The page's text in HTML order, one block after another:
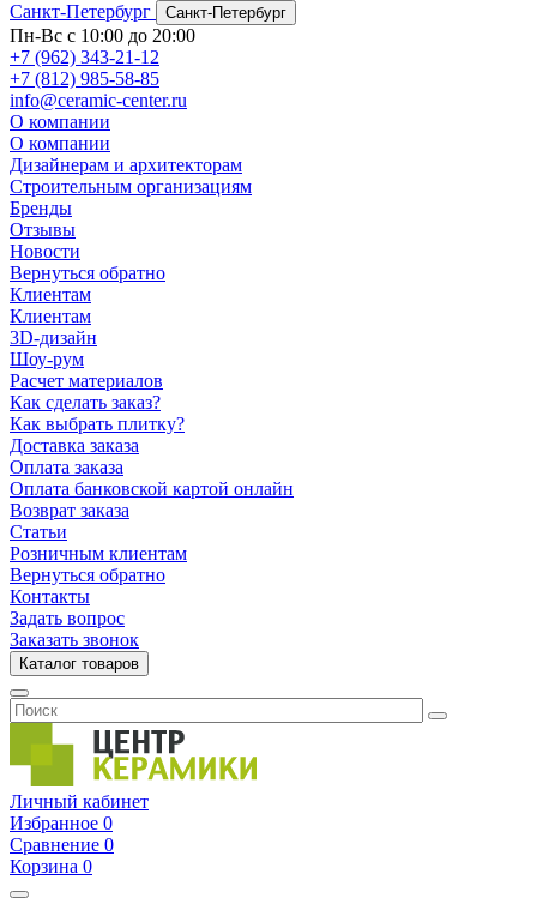
Санкт-Петербург
Санкт-Петербург
Пн-Вс с 10:00 до 20:00
+7 (962) 343-21-12
+7 (812) 985-58-85
info@ceramic-center.ru
О компании
О компании
Дизайнерам и архитекторам
Строительным организациям
Бренды
Отзывы
Новости
Вернуться обратно
Клиентам
Клиентам
3D-дизайн
Шоу-рум
Расчет материалов
Как сделать заказ?
Как выбрать плитку?
Доставка заказа
Оплата заказа
Оплата банковской картой онлайн
Возврат заказа
Статьи
Розничным клиентам
Вернуться обратно
Контакты
Задать вопрос
Заказать звонок
Каталог товаров
Личный кабинет
Избранное 0
Сравнение 0
Корзина 0